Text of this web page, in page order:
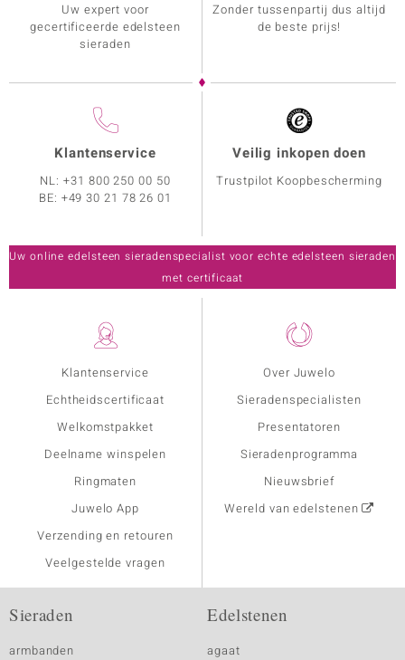
Klantenservice
Echtheidscertificaat
Welkomstpakket
Deelname winspelen
Ringmaten
Juwelo App
Verzending en retouren
Veelgestelde vragen
Over Juwelo
Sieradenspecialisten
Presentatoren
Sieradenprogramma
Nieuwsbrief
Wereld van edelstenen
Uw expert voor
gecertificeerde edelsteen
sieraden
Zonder tussenpartij dus altijd
de beste prijs!
Klantenservice
NL:+31 800 250 00 50
BE: +49 30 21 78 26 01
Veilig inkopen doen
Trustpilot Koopbescherming
Uw online edelsteen sieradenspecialist voor echte edelsteen sieraden
met certificaat
Sieraden
armbanden
Edelstenen
agaat